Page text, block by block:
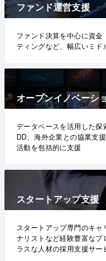
ファンド運営支援
ファンド決算を中心に資
ティングなど、幅広いミド
オープンイノベーシ
データベースを活用した
DD、海外企業との協業支
活動を包括的に支援
スタートアップ支援
スタートアップ専門のキ
ナリストなど経験豊富なプ
ラスな人材の採用支援サー